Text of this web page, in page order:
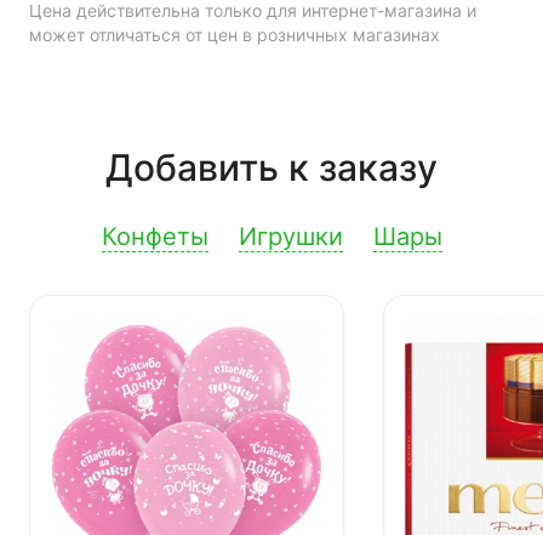
Цена действительна только для интернет-магазина и
может отличаться от цен в розничных магазинах
Добавить к заказу
Конфеты Игрушки Шары